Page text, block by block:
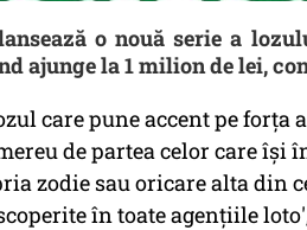
o nouă serie a
ajunge la 1 milion de lei,
care pune accent pe forţa
de partea celor care îşi
zodie sau oricare alta din
în toate agenţiile